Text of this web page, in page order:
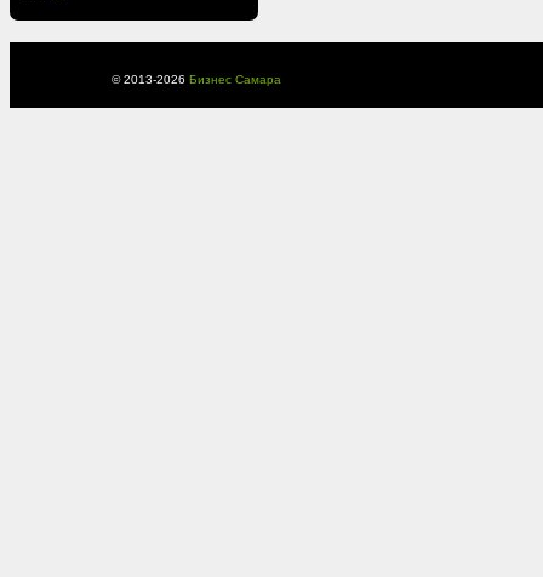
© 2013-2026 Бизнес Самара